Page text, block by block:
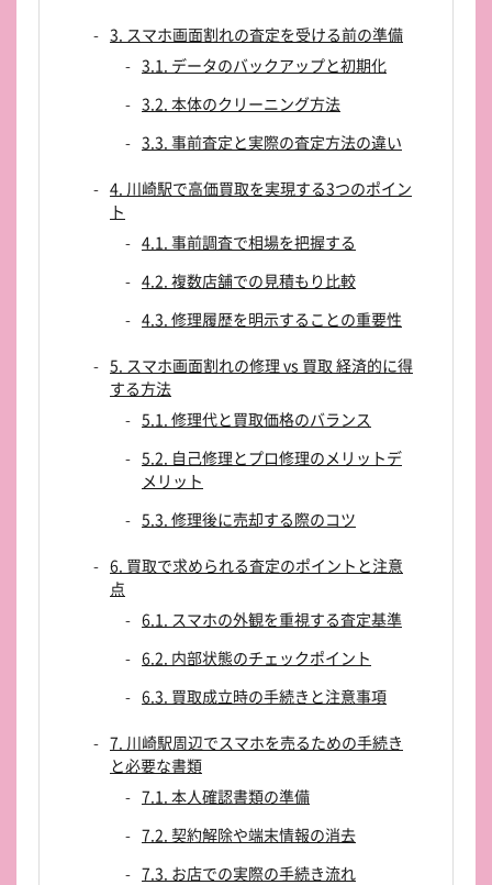
3. スマホ画面割れの査定を受ける前の準備
3.1. データのバックアップと初期化
3.2. 本体のクリーニング方法
3.3. 事前査定と実際の査定方法の違い
4. 川崎駅で高価買取を実現する3つのポイン
ト
4.1. 事前調査で相場を把握する
4.2. 複数店舗での見積もり比較
4.3. 修理履歴を明示することの重要性
5. スマホ画面割れの修理 vs 買取 経済的に得
する方法
5.1. 修理代と買取価格のバランス
5.2. 自己修理とプロ修理のメリットデ
メリット
5.3. 修理後に売却する際のコツ
6. 買取で求められる査定のポイントと注意
点
6.1. スマホの外観を重視する査定基準
6.2. 内部状態のチェックポイント
6.3. 買取成立時の手続きと注意事項
7. 川崎駅周辺でスマホを売るための手続き
と必要な書類
7.1. 本人確認書類の準備
7.2. 契約解除や端末情報の消去
7.3. お店での実際の手続き流れ